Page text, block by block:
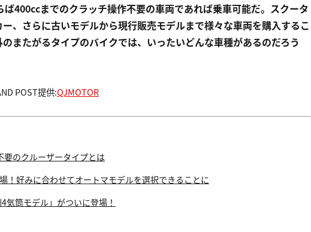
400ccまでのクラッチ操作不要の車両であれば乗車可能だ。スクータ
、さらに古いモデルから現行販売モデルまで様々な車両を購入するこ
またがるタイプのバイクでは、いったいどんな車種があるのだろう
POST提供:QJMOTOR
要のクルーザータイプとは
！好みに合わせてオートマモデルを選択できることに
気筒モデル」がついに登場！